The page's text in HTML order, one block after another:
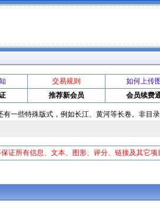
交易规则 如何上传
推荐新会员 会员续费
一些特殊版式，例如长江、黄河等长卷。非目录
所有信息、文本、图形、评分、链接及其它